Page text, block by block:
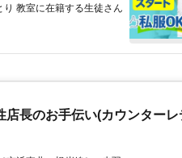
教室に在籍する生徒さん
長のお手伝い(カウンターレ